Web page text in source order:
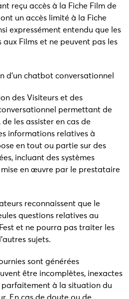
reçu accès à la Fiche Film de
un accès limité à la Fiche
expressément entendu que les
aux Films et ne peuvent pas les
chatbot conversationnel
des Visiteurs et des
permettant de
les assister en cas de
informations relatives à
en tout ou partie sur des
incluant des systèmes
en œuvre par le prestataire
reconnaissent que le
questions relatives au
et ne pourra pas traiter les
sujets.
sont générées
être incomplètes, inexactes
à la situation du